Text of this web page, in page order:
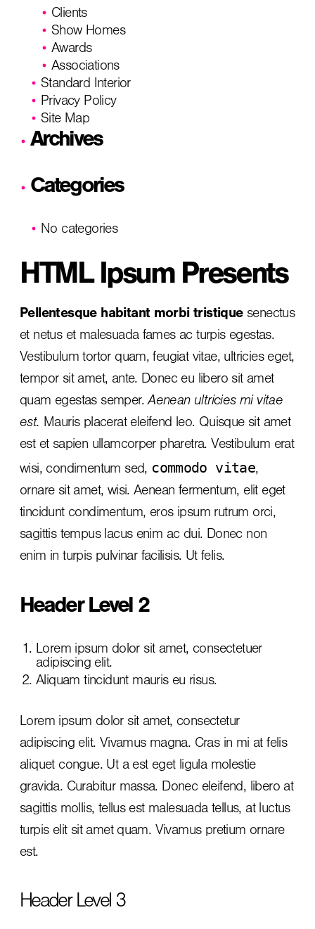
Clients
Show Homes
Awards
Associations
Standard Interior
Privacy Policy
Site Map
Archives
Categories
No categories
HTML Ipsum Presents
Pellentesque habitant morbi tristiquesenectus
et netus et malesuada fames ac turpis egestas.
Vestibulum tortor quam, feugiat vitae, ultricies eget,
tempor sit amet, ante. Donec eu libero sit amet
quam egestas semper.Aenean ultricies mi vitae
est. Mauris placerat eleifend leo. Quisque sit amet
est et sapien ullamcorper pharetra. Vestibulum erat
wisi, condimentum sed, commodo vitae,
ornare sit amet, wisi. Aenean fermentum, elit eget
tincidunt condimentum, eros ipsum rutrum orci,
sagittis tempus lacus enim ac dui. Donec non
enim in turpis pulvinar facilisis. Ut felis.
Header Level 2
Lorem ipsum dolor sit amet, consectetuer
adipiscing elit.
Aliquam tincidunt mauris eu risus.
Lorem ipsum dolor sit amet, consectetur
adipiscing elit. Vivamus magna. Cras in mi at felis
aliquet congue. Ut a est eget ligula molestie
gravida. Curabitur massa. Donec eleifend, libero at
sagittis mollis, tellus est malesuada tellus, at luctus
turpis elit sit amet quam. Vivamus pretium ornare
est.
Header Level 3